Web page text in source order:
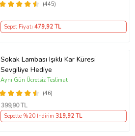
(445)
Sepet Fiyatı 479,92 TL
Sokak Lambası Işıklı Kar Küresi
Sevgiliye Hediye
(46)
Aynı Gün Ücretsiz Teslimat
399,90 TL
Sepette %20 İndirim 319,92 TL